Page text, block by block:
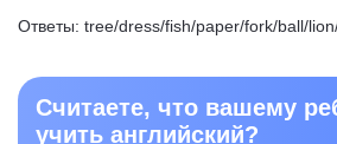
Ответы: tree/dress/fish/paper/fork/ball/
Считаете, что вашему
учить английский?